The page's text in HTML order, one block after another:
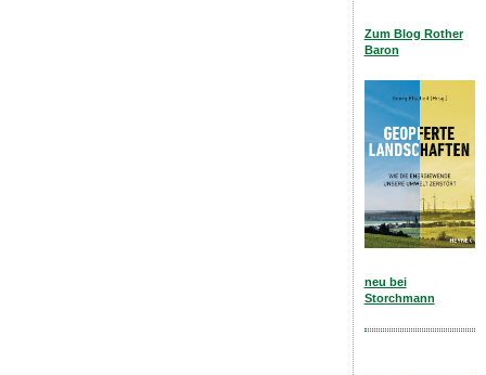
Zum Blog Rother
Baron
neu bei
Storchmann